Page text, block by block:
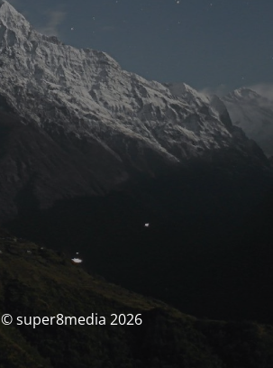
© super8media 2026